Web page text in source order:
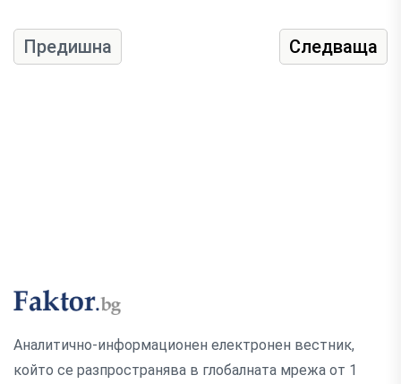
Предишна Следваща
Аналитично-информационен електронен вестник,
който се разпространява в глобалната мрежа от 1